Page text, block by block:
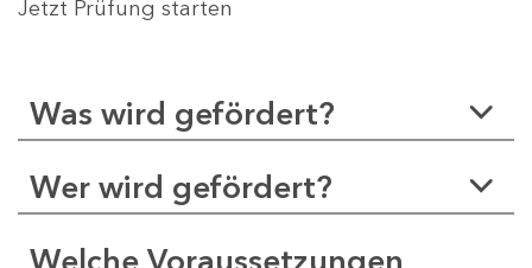
Jetzt Prüfung starten
Was wird gefördert?
Wer wird gefördert?
Welche Voraussetzungen